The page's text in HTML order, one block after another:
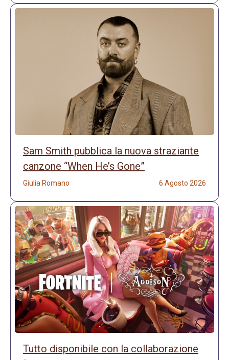
Sam Smith pubblica la nuova straziante
canzone “When He’s Gone”
Giulia Romano 6 Agosto 2026
Tutto disponibile con la collaborazione